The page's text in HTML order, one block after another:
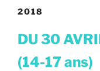
2018
DU 30
(14-17 ans)